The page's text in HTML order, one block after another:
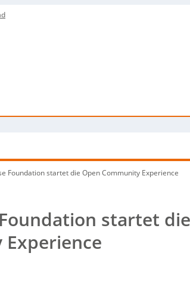
Foundation startet die Open Community Experience
startet